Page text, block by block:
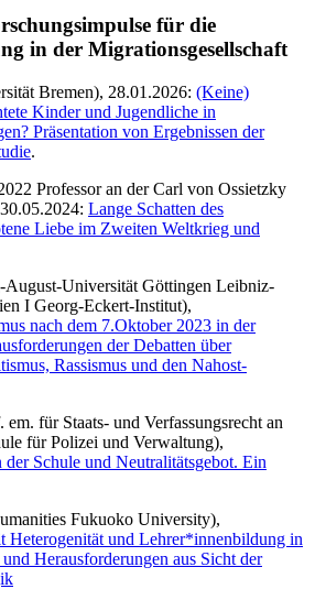
für die
in der Migrationsgesellschaft
Bremen), 28.01.2026: (Keine)
Kinder und Jugendliche in
Präsentation von Ergebnissen der
.
Professor an der Carl von Ossietzky
Lange Schatten des
Liebe im Zweiten Weltkrieg und
August-Universität Göttingen Leibniz-
I Georg-Eckert-Institut),
nach dem 7.Oktober 2023 in der
der Debatten über
Rassismus und den Nahost-
em. für Staats- und Verfassungsrecht an
für Polizei und Verwaltung),
Schule und Neutralitätsgebot. Ein
Fukuoko University),
Heterogenität und Lehrer*innenbildung in
Herausforderungen aus Sicht der